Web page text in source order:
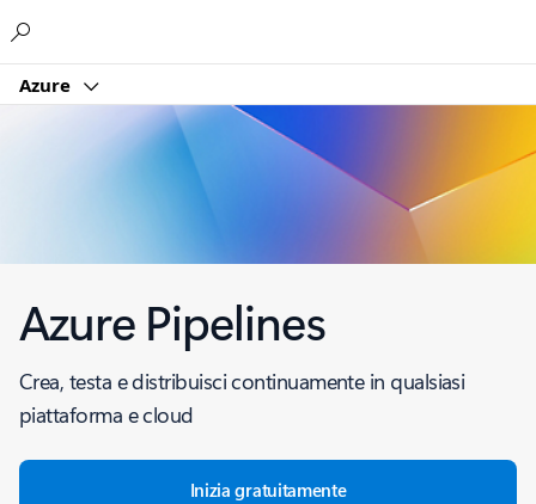
Azure
Azure Pipelines
Crea, testa e distribuisci continuamente in qualsiasi
piattaforma e cloud
Inizia gratuitamente